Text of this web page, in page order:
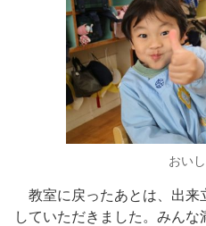
おいし
教室に戻ったあとは、出
していただきました。みん